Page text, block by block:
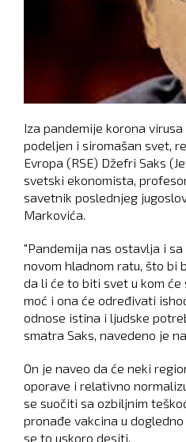
Iza pandemije korona
podeljen i siromašan svet,
Evropa (RSE) Džefri Saks
svetski ekonomista,
savetnik poslednjeg
Markovića.
"Pandemija nas ostavlja i
novom hladnom ratu, što bi
da li će to biti svet u kom
moć i ona će određivati
odnose istina i ljudske
smatra Saks, navedeno je
On je naveo da će neki
oporave i relativno
se suočiti sa ozbiljnim
pronađe vakcina u
se to uskoro desiti.